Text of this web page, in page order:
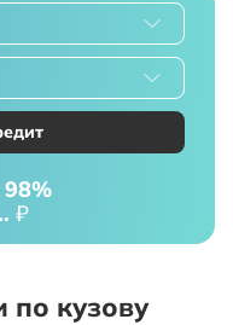
98%
₽
кузову